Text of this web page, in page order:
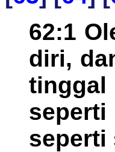
62:1
diri,
tinggal
seperti